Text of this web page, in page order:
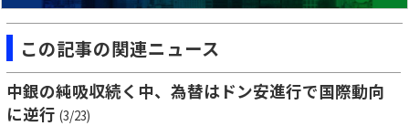
この記事の関連ニュース
中銀の純吸収続く中、為替はドン安進行で国際動向
に逆行 (3/23)